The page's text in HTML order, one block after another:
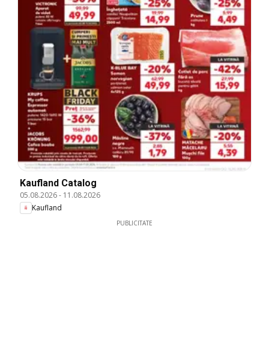
Kaufland Catalog
05.08.2026- 11.08.2026
Kaufland
PUBLICITATE